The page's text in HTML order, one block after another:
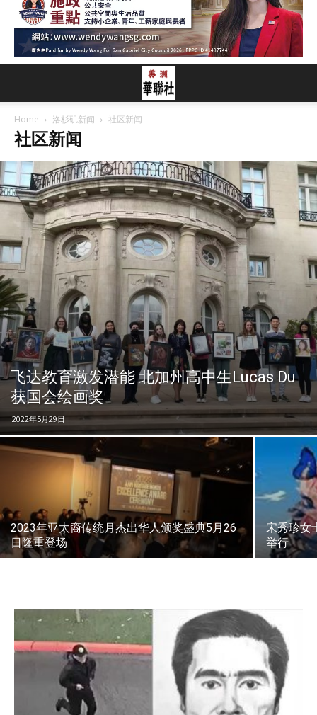
Home 洛杉矶新闻 社区新闻
社区新闻
飞达教育激发潜能 北加州高中生Lucas Du
获国会绘画奖
2022年5月29日
2023年亚太裔传统月杰出华人颁奖盛典5月26
日隆重登场
宋秀珍女
举行